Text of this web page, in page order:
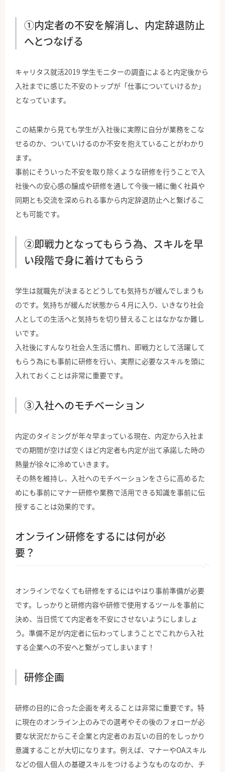
①内定者の不安を解消し、内定辞退防止
へとつなげる
キャリタス就活2019 学生モニターの調査によると内定後から
入社までに感じた不安のトップが「仕事についていけるか」
となっています。
この結果から見ても学生が入社後に実際に自分が業務をこな
せるのか、ついていけるのか不安を抱えていることがわかり
ます。
事前にそういった不安を取り除くような研修を行うことで入
社後への安心感の醸成や研修を通して今後一緒に働く社員や
同期とも交流を深められる事から内定辞退防止へと繋げるこ
とも可能です。
②即戦力となってもらう為、スキルを早
い段階で身に着けてもらう
学生は就職先が決まるとどうしても気持ちが緩んでしまうも
のです。気持ちが緩んだ状態から４月に入り、いきなり社会
人としての生活へと気持ちを切り替えることはなかなか難し
いです。
入社後にすんなり社会人生活に慣れ、即戦力として活躍して
もらう為にも事前に研修を行い、実際に必要なスキルを頭に
入れておくことは非常に重要です。
③入社へのモチベーション
内定のタイミングが年々早まっている現在、内定から入社ま
での期間が空けば空くほど内定者も内定が出て承諾した時の
熱量が徐々に冷めていきます。
その熱を維持し、入社へのモチベーションをさらに高めるた
めにも事前にマナー研修や業務で活用できる知識を事前に伝
授することは効果的です。
オンライン研修をするには何が必
要？
オンラインでなくても研修をするにはやはり事前準備が必要
です。しっかりと研修内容や研修で使用するツールを事前に
決め、当日慌てて内定者を不安にさせないようにしましょ
う。準備不足が内定者に伝わってしまうことでこれから入社
する企業への不安へと繋がってしまいます！
研修企画
研修の目的に合った企画を考えることは非常に重要です。特
に現在のオンライン上のみでの選考やその後のフォローが必
要な状況だからこそ企業と内定者のお互いの目的をしっかり
意識することが大切になります。例えば、マナーやOAスキル
などの個人個人の基礎スキルをつけるようなものなのか、チ